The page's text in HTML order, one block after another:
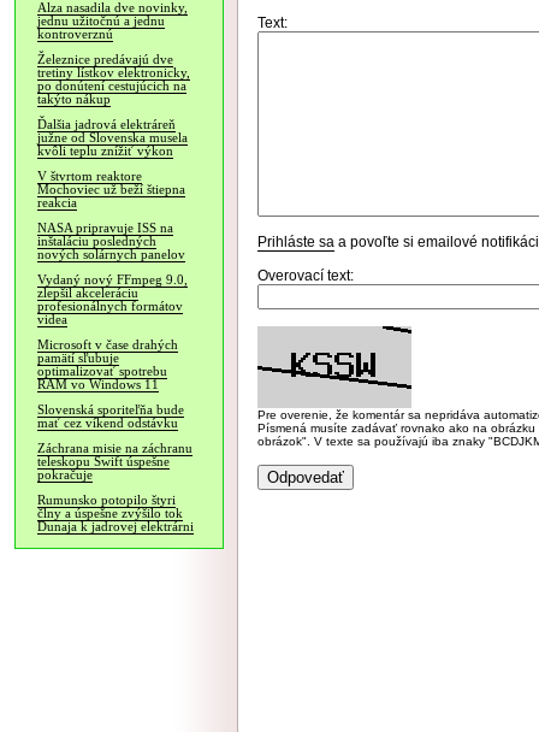
Alza nasadila dve novinky,
jednu užitočnú a jednu
kontroverznú
Železnice predávajú dve
tretiny lístkov elektronicky,
po donútení cestujúcich na
takýto nákup
Ďalšia jadrová elektráreň
južne od Slovenska musela
kvôli teplu znížiť výkon
V štvrtom reaktore
Mochoviec už beží štiepna
reakcia
NASA pripravuje ISS na
inštaláciu posledných
nových solárnych panelov
Vydaný nový FFmpeg 9.0,
zlepšil akceleráciu
profesionálnych formátov
videa
Microsoft v čase drahých
pamätí sľubuje
optimalizovať spotrebu
RAM vo Windows 11
Slovenská sporiteľňa bude
mať cez víkend odstávku
Záchrana misie na záchranu
teleskopu Swift úspešne
pokračuje
Rumunsko potopilo štyri
člny a úspešne zvýšilo tok
Dunaja k jadrovej elektrárni
Text:
Prihláste sa a povoľte si emailové
Overovací text:
Pre overenie, že komentár sa nepridáva
Písmená musíte zadávať rovnako ako na
obrázok". V texte sa používajú iba znaky